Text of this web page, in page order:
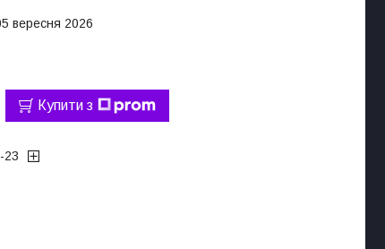
вересня 2026
Купити з
23